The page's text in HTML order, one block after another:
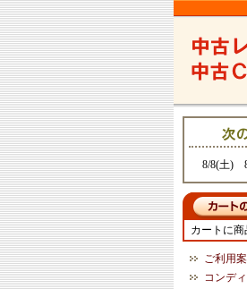
8/8(土)
カートに
ご利用
コンデ